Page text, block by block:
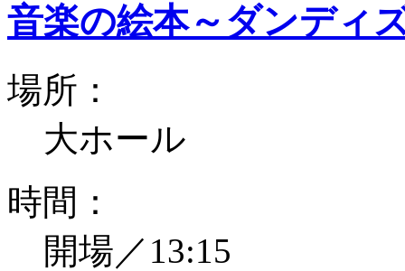
音楽の絵本～ダンディ
場所：
大ホール
時間：
開場／13:15